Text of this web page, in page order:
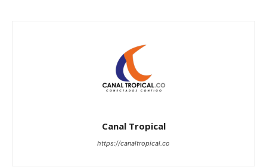
Canal Tropical
https://canaltropical.co